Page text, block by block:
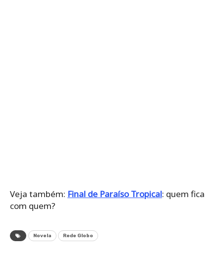
Veja também: Final de Paraíso Tropical: quem fica
com quem?
Novela Rede Globo